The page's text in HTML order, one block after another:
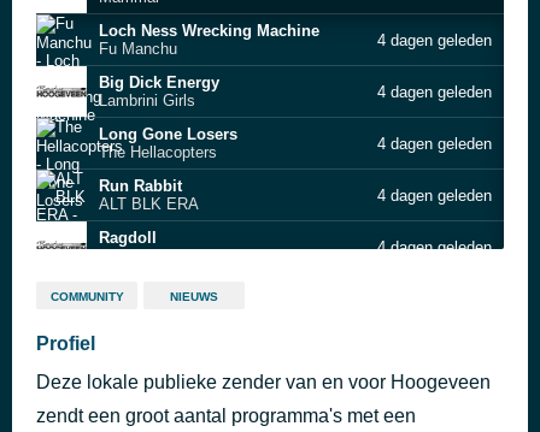
Loch Ness Wrecking Machine
Fu Manchu
4 dagen geleden
Big Dick Energy
Lambrini Girls
4 dagen geleden
Long Gone Losers
The Hellacopters
4 dagen geleden
Run Rabbit
ALT BLK ERA
4 dagen geleden
Ragdoll
4 dagen geleden
The Chase
Over & Over
Reignwolf
COMMUNITY NIEUWS
Profiel
Deze lokale publieke zender van en voor Hoogeveen
zendt een groot aantal programma's met een